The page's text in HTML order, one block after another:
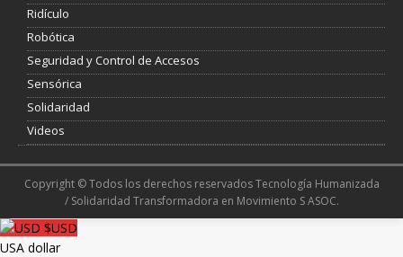
Ridículo
Robótica
Seguridad y Control de Accesos
Sensórica
Solidaridad
Videos
Copyright © Todos los derechos reservados Tecnología Humanizada
/ Solidaridad Transformadora en Movimiento S ASOC.
$USD
USA dollar